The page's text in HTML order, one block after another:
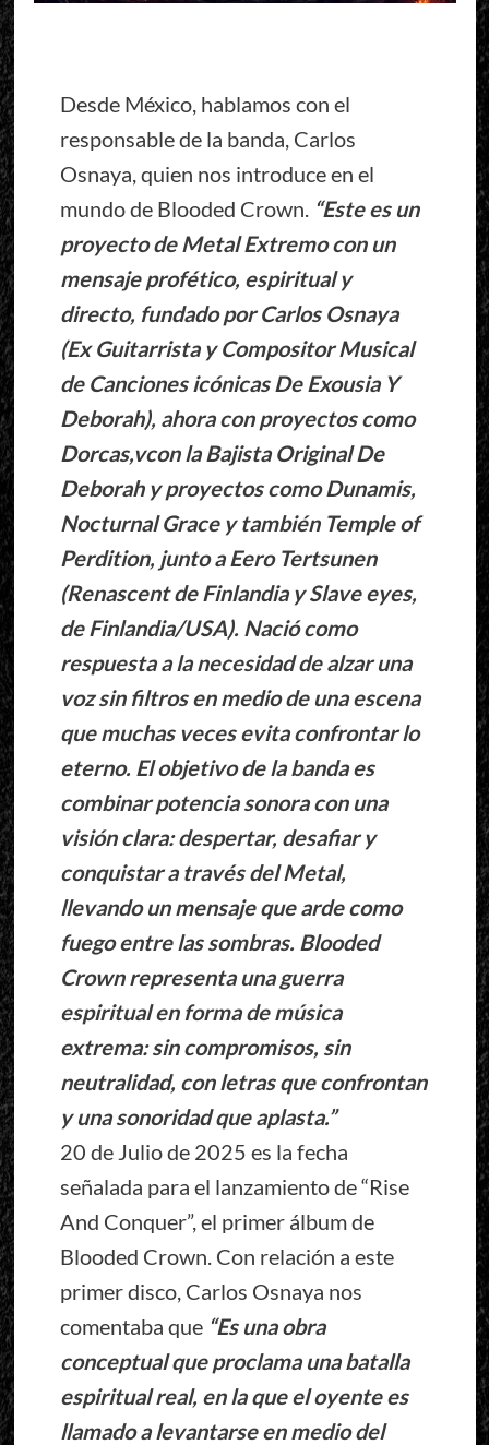
Desde México, hablamos con el
responsable de la banda, Carlos
Osnaya, quien nos introduce en el
mundo de Blooded Crown. “Este es un
proyecto de Metal Extremo con un
mensaje profético, espiritual y
directo, fundado por Carlos Osnaya
(Ex Guitarrista y Compositor Musical
de Canciones icónicas De Exousia Y
Deborah), ahora con proyectos como
Dorcas,vcon la Bajista Original De
Deborah y proyectos como Dunamis,
Nocturnal Grace y también Temple of
Perdition, junto a Eero Tertsunen
(Renascent de Finlandia y Slave eyes,
de Finlandia/USA). Nació como
respuesta a la necesidad de alzar una
voz sin filtros en medio de una escena
que muchas veces evita confrontar lo
eterno. El objetivo de la banda es
combinar potencia sonora con una
visión clara: despertar, desafiar y
conquistar a través del Metal,
llevando un mensaje que arde como
fuego entre las sombras. Blooded
Crown representa una guerra
espiritual en forma de música
extrema: sin compromisos, sin
neutralidad, con letras que confrontan
y una sonoridad que aplasta.”
20 de Julio de 2025 es la fecha
señalada para el lanzamiento de “Rise
And Conquer”, el primer álbum de
Blooded Crown. Con relación a este
primer disco, Carlos Osnaya nos
comentaba que “Es una obra
conceptual que proclama una batalla
espiritual real, en la que el oyente es
llamado a levantarse en medio del